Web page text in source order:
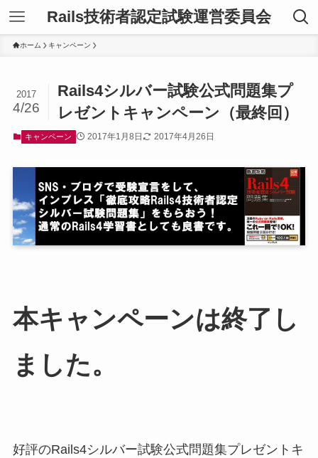
Rails技術者認定試験運営委員会
ホーム キャンペーン
Rails4シルバー試験公式問題集プ
レゼントキャンペーン（最終回）
2017
4/26
キャンペーン 2017年1月8日 2017年4月26日
本キャンペーンは終了し
ました。
好評のRails4シルバー試験公式問題集プレゼントキ